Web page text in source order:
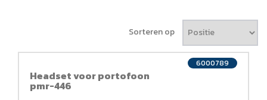
Sorteren op
Headset voor portofoon
pmr-446
6000789